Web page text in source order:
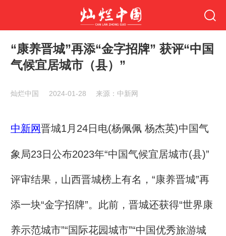
“康养晋城”再添“金字招牌” 获评“中国
气候宜居城市（县）”
灿烂中国 2024-01-28 来源：中新网
中新网晋城1月24日电(杨佩佩 杨杰英)中国气
象局23日公布2023年“中国气候宜居城市(县)”
评审结果，山西晋城榜上有名，“康养晋城”再
添一块“金字招牌”。此前，晋城还获得“世界康
养示范城市”“国际花园城市”“中国优秀旅游城